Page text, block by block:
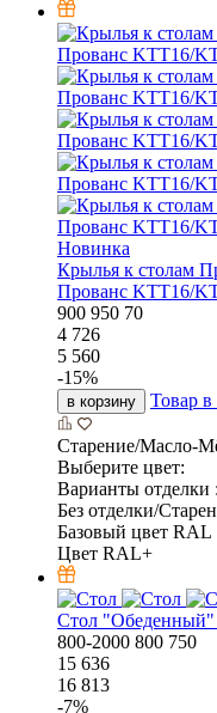
Новинка
Крылья к столам
Прованс KTT16/
900 950 70
4 726
5 560
-15%
в корзину Товар в
Старение/Масло-
Выберите цвет:
Варианты отделки :
Без отделки/
Базовый цвет RAL
Цвет RAL+
Стол "Обеденный"
800-2000 800 750
15 636
16 813
-7%